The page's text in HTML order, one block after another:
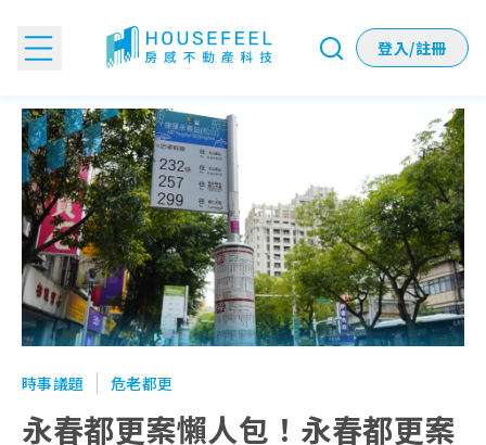
登入/註冊
永春都更案懶人包！永春都更案發生什麼事？一起來看永春都
時事議題 危老都更
永春都更案懶人包！永春都更案